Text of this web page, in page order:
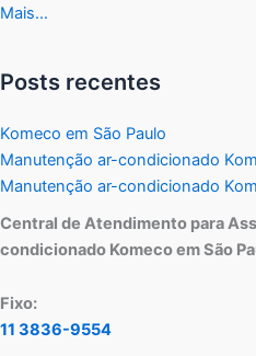
Mais…
Posts recentes
Komeco em São Paulo
Manutenção ar-condicionado
Manutenção ar-condicionado
Central de Atendimento para
condicionado Komeco em São
Fixo:
11 3836-9554